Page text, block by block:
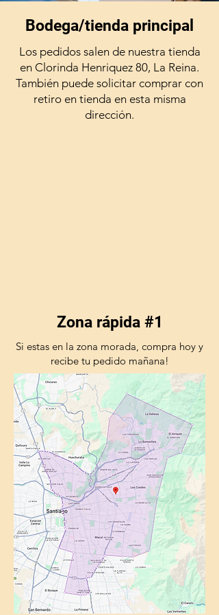
Bodega/tienda principal
Los pedidos salen de nuestra tienda
en Clorinda Henriquez 80, La Reina.
También puede solicitar comprar con
retiro en tienda en esta misma
dirección.
Zona rápida #1
Si estas en la zona morada, compra hoy y
recibe tu pedido mañana!